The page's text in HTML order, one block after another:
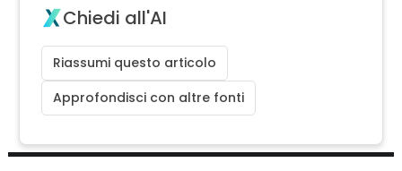
Chiedi all'AI
Riassumi questo articolo
Approfondisci con altre fonti